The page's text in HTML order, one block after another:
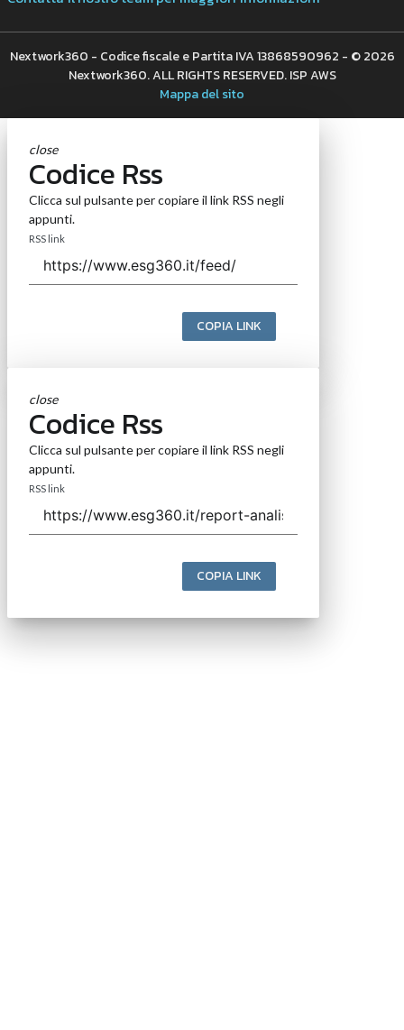
Nextwork360 - Codice fiscale e Partita IVA 13868590962 - © 2026
Nextwork360. ALL RIGHTS RESERVED. ISP AWS
Mappa del sito
close
Codice Rss
Clicca sul pulsante per copiare il link RSS negli
appunti.
RSS link
COPIA LINK
close
Codice Rss
Clicca sul pulsante per copiare il link RSS negli
appunti.
RSS link
COPIA LINK